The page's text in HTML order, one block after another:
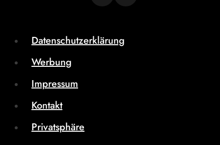
Datenschutzerklärung
Werbung
Impressum
Kontakt
Privatsphäre